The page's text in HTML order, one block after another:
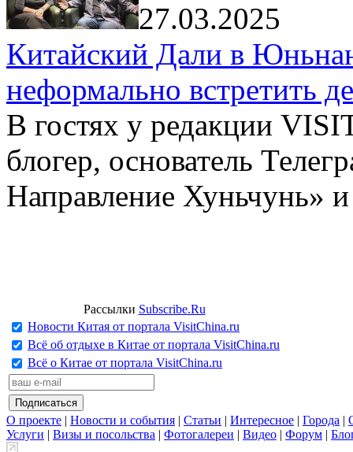
27.03.2025
Китайский Дали в
неформально встретить
В гостях у редакции
блогер, основатель
Направление Хуньчунь»
Рассылки Subscribe.Ru
Новости Китая от портала VisitChina.ru
Всё об отдыхе в Китае от портала VisitChina.ru
Всё о Китае от портала VisitChina.ru
О проекте | Новости и события | Статьи | Интересное | Города |
Услуги | Визы и посольства | Фотогалереи | Видео | Форум |